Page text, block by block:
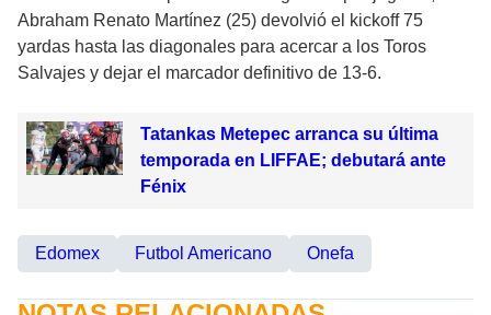
Abraham Renato Martínez (25) devolvió el kickoff 75
yardas hasta las diagonales para acercar a los Toros
Salvajes y dejar el marcador definitivo de 13-6.
Tatankas Metepec arranca su última
temporada en LIFFAE; debutará ante
Fénix
Edomex Futbol Americano Onefa